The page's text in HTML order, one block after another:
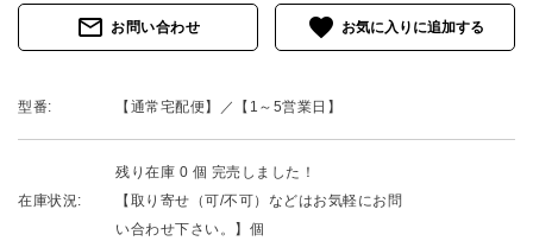
mail_outline お問い合わせ favorite
型番: 【通常宅配便】／【1～5営業日】
在庫状況:
残り在庫 0 個 完売しました！
【取り寄せ（可/不可）などはお気軽にお問
い合わせ下さい。】個